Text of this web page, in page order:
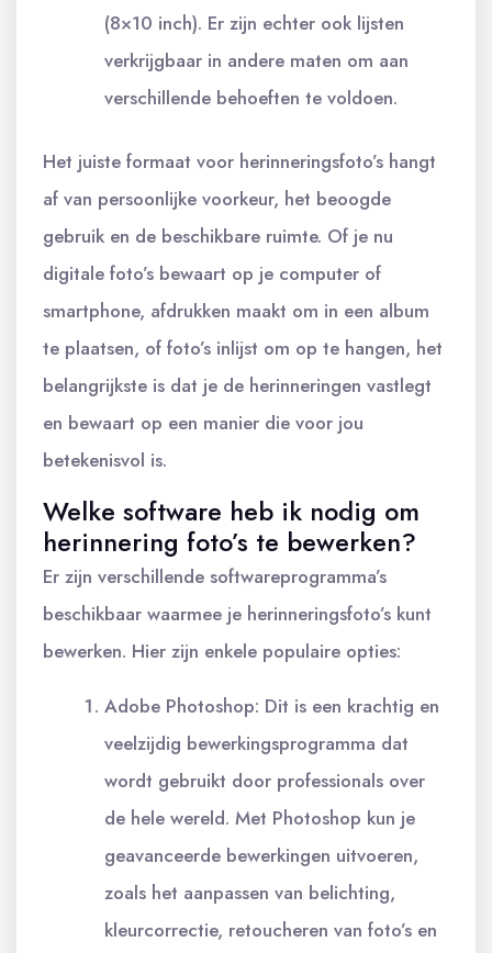
(8×10 inch). Er zijn echter ook lijsten
verkrijgbaar in andere maten om aan
verschillende behoeften te voldoen.
Het juiste formaat voor herinneringsfoto’s hangt
af van persoonlijke voorkeur, het beoogde
gebruik en de beschikbare ruimte. Of je nu
digitale foto’s bewaart op je computer of
smartphone, afdrukken maakt om in een album
te plaatsen, of foto’s inlijst om op te hangen, het
belangrijkste is dat je de herinneringen vastlegt
en bewaart op een manier die voor jou
betekenisvol is.
Welke software heb ik nodig om
herinnering foto’s te bewerken?
Er zijn verschillende softwareprogramma’s
beschikbaar waarmee je herinneringsfoto’s kunt
bewerken. Hier zijn enkele populaire opties:
Adobe Photoshop: Dit is een krachtig en
veelzijdig bewerkingsprogramma dat
wordt gebruikt door professionals over
de hele wereld. Met Photoshop kun je
geavanceerde bewerkingen uitvoeren,
zoals het aanpassen van belichting,
kleurcorrectie, retoucheren van foto’s en